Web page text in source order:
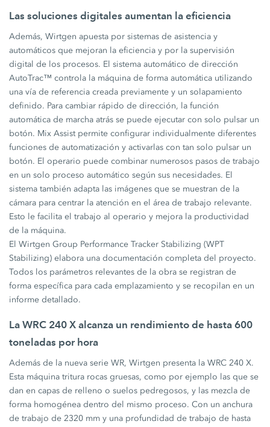
Las soluciones digitales aumentan la eficiencia
Además, Wirtgen apuesta por sistemas de asistencia y
automáticos que mejoran la eficiencia y por la supervisión
digital de los procesos. El sistema automático de dirección
AutoTrac™ controla la máquina de forma automática utilizando
una vía de referencia creada previamente y un solapamiento
definido. Para cambiar rápido de dirección, la función
automática de marcha atrás se puede ejecutar con solo pulsar un
botón. Mix Assist permite configurar individualmente diferentes
funciones de automatización y activarlas con tan solo pulsar un
botón. El operario puede combinar numerosos pasos de trabajo
en un solo proceso automático según sus necesidades. El
sistema también adapta las imágenes que se muestran de la
cámara para centrar la atención en el área de trabajo relevante.
Esto le facilita el trabajo al operario y mejora la productividad
de la máquina.
El Wirtgen Group Performance Tracker Stabilizing (WPT
Stabilizing) elabora una documentación completa del proyecto.
Todos los parámetros relevantes de la obra se registran de
forma específica para cada emplazamiento y se recopilan en un
informe detallado.
La WRC 240 X alcanza un rendimiento de hasta 600
toneladas por hora
Además de la nueva serie WR, Wirtgen presenta la WRC 240 X.
Esta máquina tritura rocas gruesas, como por ejemplo las que se
dan en capas de relleno o suelos pedregosos, y las mezcla de
forma homogénea dentro del mismo proceso. Con un anchura
de trabajo de 2320 mm y una profundidad de trabajo de hasta